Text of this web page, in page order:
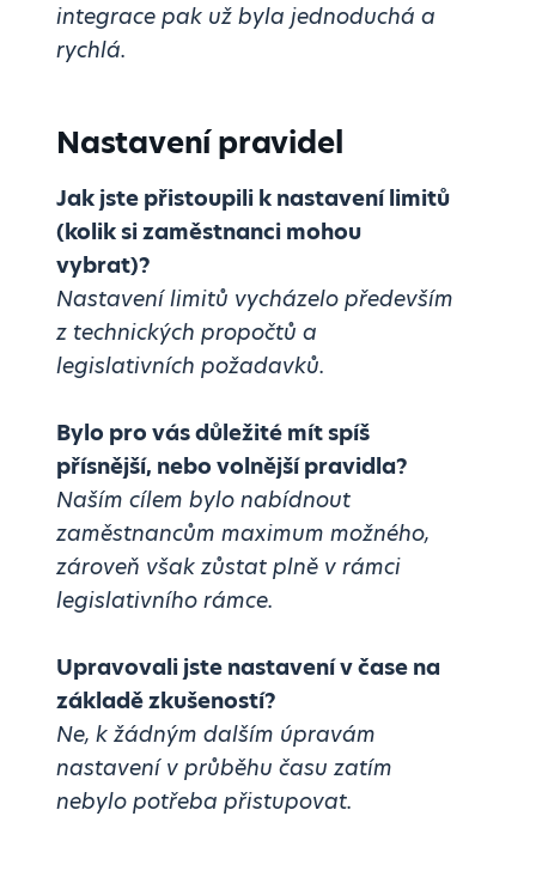
integrace pak už byla jednoduchá a
rychlá.
Nastavení pravidel
Jak jste přistoupili k nastavení limitů
(kolik si zaměstnanci mohou
vybrat)?
Nastavení limitů vycházelo především
z technických propočtů a
legislativních požadavků.
Bylo pro vás důležité mít spíš
přísnější, nebo volnější pravidla?
Naším cílem bylo nabídnout
zaměstnancům maximum možného,
zároveň však zůstat plně v rámci
legislativního rámce.
Upravovali jste nastavení v čase na
základě zkušeností?
Ne, k žádným dalším úpravám
nastavení v průběhu času zatím
nebylo potřeba přistupovat.